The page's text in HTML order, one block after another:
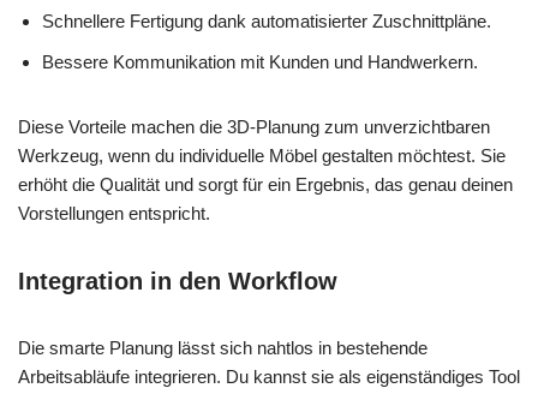
Schnellere Fertigung dank automatisierter Zuschnittpläne.
Bessere Kommunikation mit Kunden und Handwerkern.
Diese Vorteile machen die 3D-Planung zum unverzichtbaren
Werkzeug, wenn du individuelle Möbel gestalten möchtest. Sie
erhöht die Qualität und sorgt für ein Ergebnis, das genau deinen
Vorstellungen entspricht.
Integration in den Workflow
Die smarte Planung lässt sich nahtlos in bestehende
Arbeitsabläufe integrieren. Du kannst sie als eigenständiges Tool